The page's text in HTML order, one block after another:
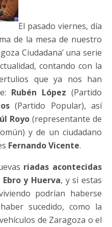
El pasado viernes, día
de la mesa de nuestro
Ciudadana’ una serie
contando con la
que ya nos han
Rubén López (Partido
(Partido Popular), así
Royo (representante de
y de un ciudadano
Fernando Vicente.
riadas acontecidas
y Huerva, y si estas
podrían haberse
sucedido, como la
de Zaragoza o el